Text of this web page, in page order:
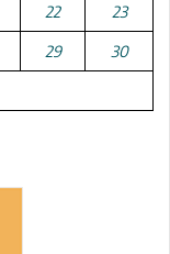
22 23
29 30